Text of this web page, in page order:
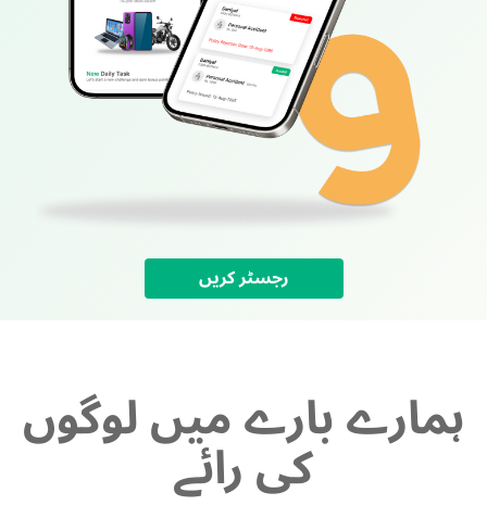
رجسٹر کریں
ہمارے بارے میں لوگوں
کی رائے